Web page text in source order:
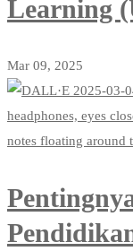
Learning
Mar 09, 2025